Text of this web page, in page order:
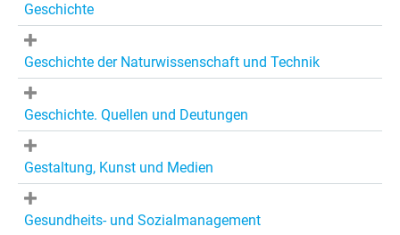
Geschichte
Geschichte der Naturwissenschaft und Technik
Geschichte. Quellen und Deutungen
Gestaltung, Kunst und Medien
Gesundheits- und Sozialmanagement